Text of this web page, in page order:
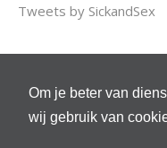
Om je beter van
wij gebruik van
Tweets by SickandSex